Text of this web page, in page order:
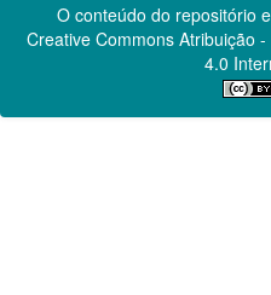
O conteúdo do repositório
Creative CommonsAtribuição -
4.0